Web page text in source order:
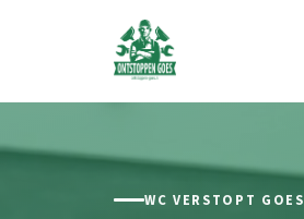
WC VERSTOPT GOES